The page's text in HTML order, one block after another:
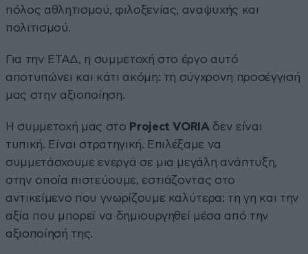
πόλος αθλητισμού, φιλοξενίας, αναψυχής και
πολιτισμού.
Για την ΕΤΑΔ, η συμμετοχή στο έργο αυτό
αποτυπώνει και κάτι ακόμη: τη σύγχρονη προσέγγισή
μας στην αξιοποίηση.
Η συμμετοχή μας στο Ρrοject VORIA δεν είναι
τυπική. Είναι στρατηγική. Επιλέξαμε να
συμμετάσχουμε ενεργά σε μια μεγάλη ανάπτυξη,
στην οποία πιστεύουμε, εστιάζοντας στο
αντικείμενο που γνωρίζουμε καλύτερα: τη γη και την
αξία που μπορεί να δημιουργηθεί μέσα από την
αξιοποίησή της.